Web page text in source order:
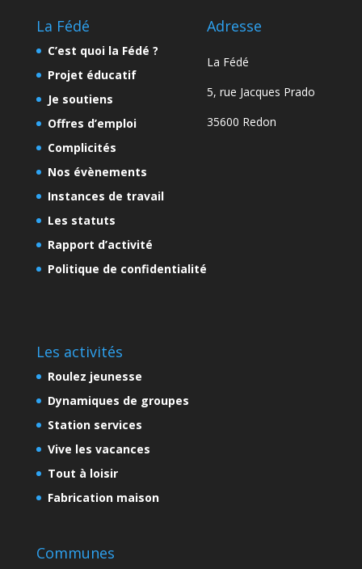
La Fédé
C’est quoi la Fédé ?
Projet éducatif
Je soutiens
Offres d’emploi
Complicités
Nos évènements
Instances de travail
Les statuts
Rapport d’activité
Politique de confidentialité
Adresse
La Fédé
5, rue Jacques Prado
35600 Redon
Les activités
Roulez jeunesse
Dynamiques de groupes
Station services
Vive les vacances
Tout à loisir
Fabrication maison
Communes